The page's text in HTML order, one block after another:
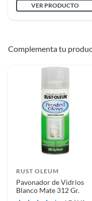
VER PRODUCTO
Complementa tu
RUST OLEUM
Pavonador de Vidrios
Blanco Mate 312 Gr.